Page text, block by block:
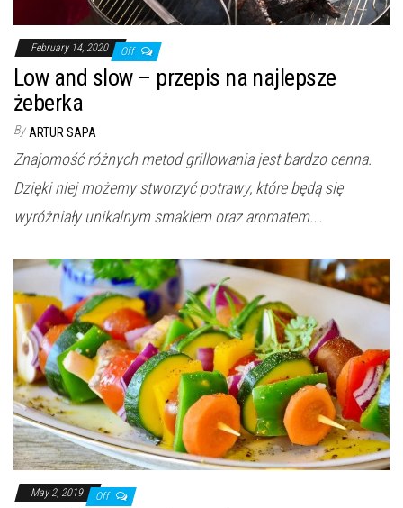
February 14, 2020 Off
Low and slow – przepis na najlepsze
żeberka
By ARTUR SAPA
Znajomość różnych metod grillowania jest bardzo cenna.
Dzięki niej możemy stworzyć potrawy, które będą się
wyróżniały unikalnym smakiem oraz aromatem.…
May 2, 2019 Off